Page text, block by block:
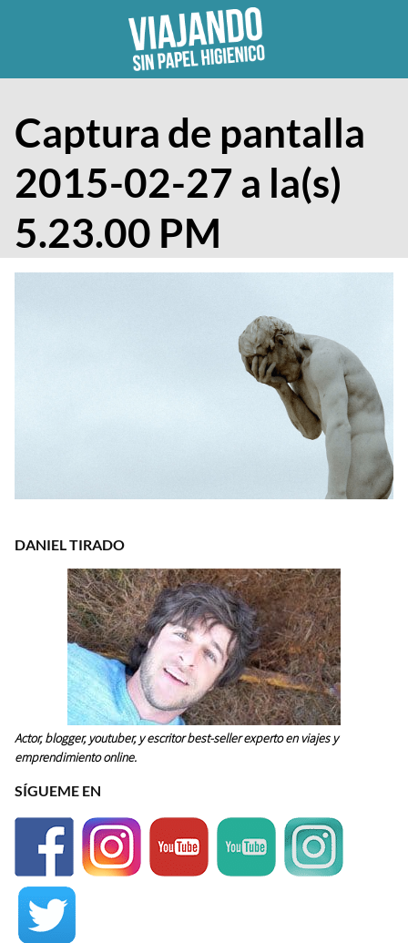
Captura de pantalla
2015-02-27 a la(s)
5.23.00 PM
DANIEL TIRADO
Actor, blogger, youtuber, y escritor best-seller experto en viajes y
emprendimiento online.
SÍGUEME EN